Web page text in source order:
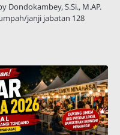
Dondokambey, S.Si., M.AP.
janji jabatan 128